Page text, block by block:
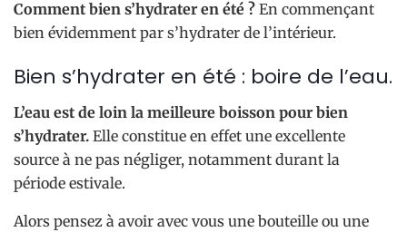
Comment bien s’hydrater en été ? En commençant
bien évidemment par s’hydrater de l’intérieur.
Bien s’hydrater en été : boire de l’eau.
L’eau est de loin la meilleure boisson pour bien
s’hydrater. Elle constitue en effet une excellente
source à ne pas négliger, notamment durant la
période estivale.
Alors pensez à avoir avec vous une bouteille ou une